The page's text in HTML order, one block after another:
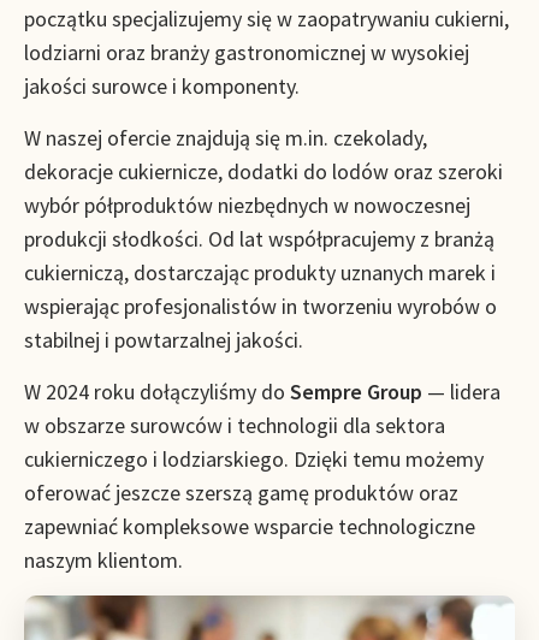
początku specjalizujemy się w zaopatrywaniu cukierni,
lodziarni oraz branży gastronomicznej w wysokiej
jakości surowce i komponenty.
W naszej ofercie znajdują się m.in. czekolady,
dekoracje cukiernicze, dodatki do lodów oraz szeroki
wybór półproduktów niezbędnych w nowoczesnej
produkcji słodkości. Od lat współpracujemy z branżą
cukierniczą, dostarczając produkty uznanych marek i
wspierając profesjonalistów in tworzeniu wyrobów o
stabilnej i powtarzalnej jakości.
W 2024 roku dołączyliśmy do Sempre Group — lidera
w obszarze surowców i technologii dla sektora
cukierniczego i lodziarskiego. Dzięki temu możemy
oferować jeszcze szerszą gamę produktów oraz
zapewniać kompleksowe wsparcie technologiczne
naszym klientom.